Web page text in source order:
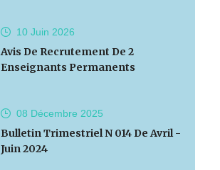
10 Juin 2026
Avis De Recrutement De 2
Enseignants Permanents
08 Décembre 2025
Bulletin Trimestriel N 014 De Avril -
Juin 2024